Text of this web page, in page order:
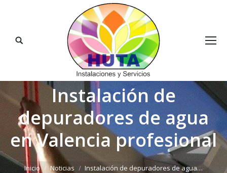
Buscar:
Instalación de
depuradores de agua
en Valencia profesional
Estás aquí:
Inicio Noticias Instalación de depuradores de agua…